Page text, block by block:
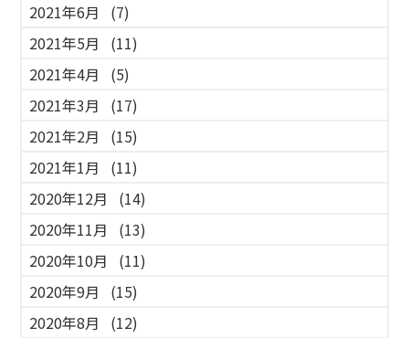
2021年6月
(7)
2021年5月
(11)
2021年4月
(5)
2021年3月
(17)
2021年2月
(15)
2021年1月
(11)
2020年12月
(14)
2020年11月
(13)
2020年10月
(11)
2020年9月
(15)
2020年8月
(12)